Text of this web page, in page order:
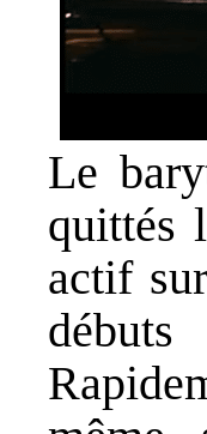
Le
quittés
actif